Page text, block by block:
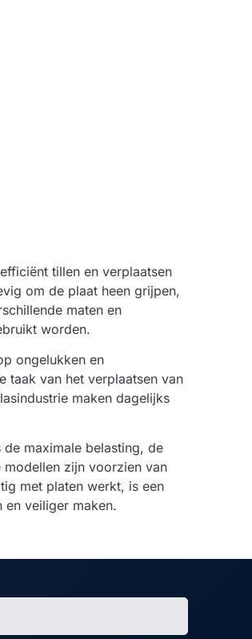
tillen en verplaatsen
om de plaat heen grijpen,
maten en
worden.
ongelukken en
taak van het verplaatsen van
maken dagelijks
maximale belasting, de
zijn voorzien van
met platen werkt, is een
en veiliger maken.